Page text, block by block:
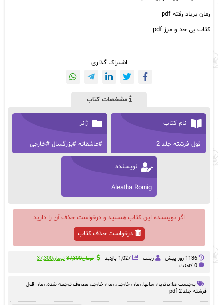
رمان برباد رفته pdf
کتاب بی حد و مرز pdf
اشتراک گذاری
مشخصات کتاب
نام کتاب
قول فرشته جلد 2
ژانر
#عاشقانه #بزرگسال #خارجی
نویسنده
Aleatha Romig
اگر نویسنده این کتاب هستید و درخواست حذف آن را دارید
درخواست حذف کتاب
1136 روز پيش زینب 1,027 بازدید تومان37,300 قیمت
تومان37,300قیمت
0 کامنت
برچسب ها:برترین رمانها, رمان خارجی, رمان خارجی معروف ترجمه شده, رمان قول
فرشته جلد 2 pdf